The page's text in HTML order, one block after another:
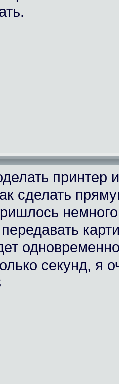
принтер
сделать
немного
секунд, я